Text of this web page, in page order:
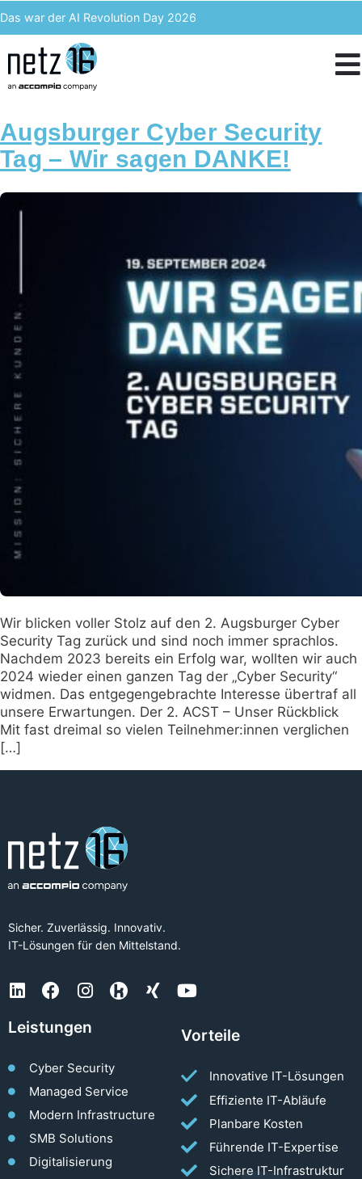
Das war der AI Revolution Day 2026
Kern AI wird accompio AI
Unser Event des Jahres – Wir blicken zurück auf den 3. ACST
Augsburger Cyber Security
Tag – Wir sagen DANKE!
Wir blicken voller Stolz auf den 2. Augsburger Cyber
Security Tag zurück und sind noch immer sprachlos.
Nachdem 2023 bereits ein Erfolg war, wollten wir auch
2024 wieder einen ganzen Tag der „Cyber Security“
widmen. Das entgegengebrachte Interesse übertraf all
unsere Erwartungen. Der 2. ACST – Unser Rückblick
Mit fast dreimal so vielen Teilnehmer:innen verglichen
[…]
Sicher. Zuverlässig. Innovativ.
IT-Lösungen für den Mittelstand.
Leistungen
Cyber Security
Managed Service
Modern Infrastructure
SMB Solutions
Digitalisierung
Vorteile
Innovative IT-Lösungen
Effiziente IT-Abläufe
Planbare Kosten
Führende IT-Expertise
Sichere IT-Infrastruktur